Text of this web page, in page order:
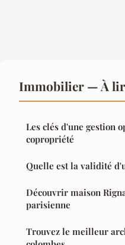
Immobilier — À
Les clés d'une gestion
copropriété
Quelle est la validité
Découvrir maison
parisienne
Trouvez le meilleur